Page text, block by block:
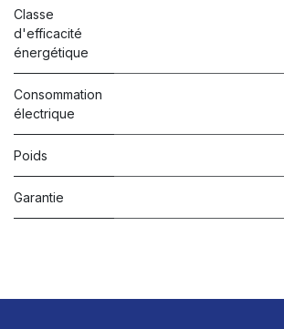
Classe
d'efficacité
énergétique
Consommation
électrique
Poids
Garantie